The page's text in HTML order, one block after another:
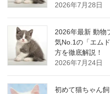
2026年7月28日
2026年最新 動物
気No.1の「エム
方を徹底解説！
2026年7月24日
初めて猫ちゃん